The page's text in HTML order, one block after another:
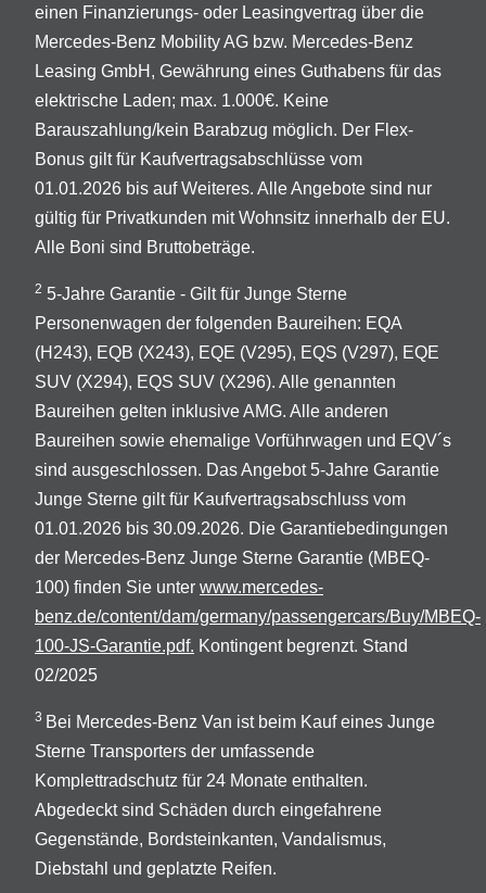
einen Finanzierungs- oder Leasingvertrag über die
Mercedes-Benz Mobility AG bzw. Mercedes-Benz
Leasing GmbH, Gewährung eines Guthabens für das
elektrische Laden; max. 1.000€. Keine
Barauszahlung/kein Barabzug möglich. Der Flex-
Bonus gilt für Kaufvertragsabschlüsse vom
01.01.2026 bis auf Weiteres. Alle Angebote sind nur
gültig für Privatkunden mit Wohnsitz innerhalb der EU.
Alle Boni sind Bruttobeträge.
2 5-Jahre Garantie - Gilt für Junge Sterne
Personenwagen der folgenden Baureihen: EQA
(H243), EQB (X243), EQE (V295), EQS (V297), EQE
SUV (X294), EQS SUV (X296). Alle genannten
Baureihen gelten inklusive AMG. Alle anderen
Baureihen sowie ehemalige Vorführwagen und EQV´s
sind ausgeschlossen. Das Angebot 5-Jahre Garantie
Junge Sterne gilt für Kaufvertragsabschluss vom
01.01.2026 bis 30.09.2026. Die Garantiebedingungen
der Mercedes-Benz Junge Sterne Garantie (MBEQ-
100) finden Sie unter www.mercedes-
benz.de/content/dam/germany/passengercars/Buy/MBEQ-
100-JS-Garantie.pdf. Kontingent begrenzt. Stand
02/2025
3 Bei Mercedes-Benz Van ist beim Kauf eines Junge
Sterne Transporters der umfassende
Komplettradschutz für 24 Monate enthalten.
Abgedeckt sind Schäden durch eingefahrene
Gegenstände, Bordsteinkanten, Vandalismus,
Diebstahl und geplatzte Reifen.